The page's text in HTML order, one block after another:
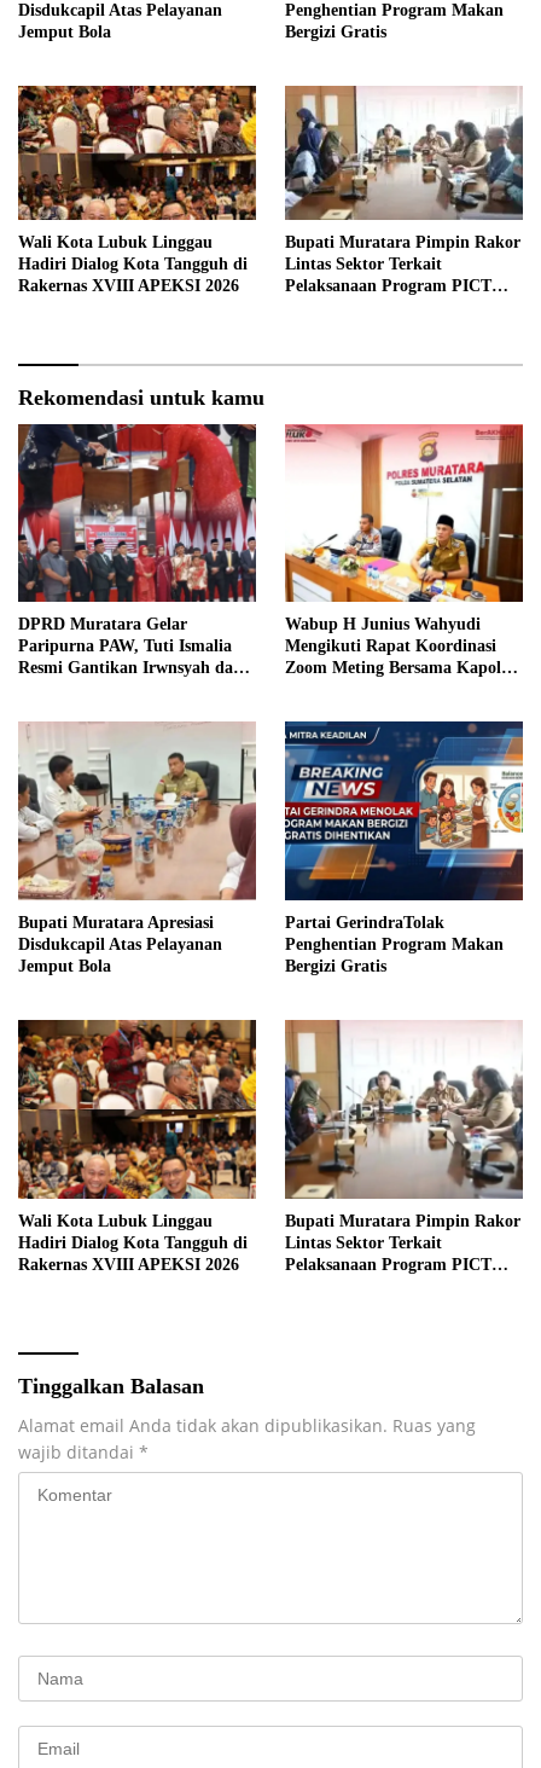
Disdukcapil Atas Pelayanan
Jemput Bola
Penghentian Program Makan
Bergizi Gratis
Wali Kota Lubuk Linggau
Hadiri Dialog Kota Tangguh di
Rakernas XVIII APEKSI 2026
Bupati Muratara Pimpin Rakor
Lintas Sektor Terkait
Pelaksanaan Program PICT
Rekomendasi untuk kamu
DPRD Muratara Gelar
Paripurna PAW, Tuti Ismalia
Resmi Gantikan Irwnsyah dari
Wabup H Junius Wahyudi
Mengikuti Rapat Koordinasi
Zoom Meting Bersama Kapolres
Bupati Muratara Apresiasi
Disdukcapil Atas Pelayanan
Jemput Bola
Partai GerindraTolak
Penghentian Program Makan
Bergizi Gratis
Wali Kota Lubuk Linggau
Hadiri Dialog Kota Tangguh di
Rakernas XVIII APEKSI 2026
Bupati Muratara Pimpin Rakor
Lintas Sektor Terkait
Pelaksanaan Program PICT
Tinggalkan Balasan
Alamat email Anda tidak akan dipublikasikan. Ruas yang
wajib ditandai *